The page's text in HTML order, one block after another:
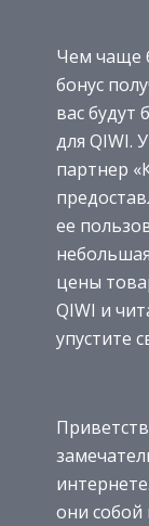
Чем чаще
бонус
вас будут
для QIWI.
партнер
ее
цены
QIWI и
упустите
они собой